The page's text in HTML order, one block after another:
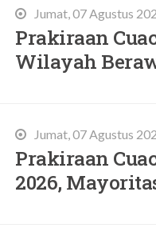
Jumat, 07 Agustus
Prakiraan
Wilayah
Jumat, 07 Agustus
Prakiraan
2026,